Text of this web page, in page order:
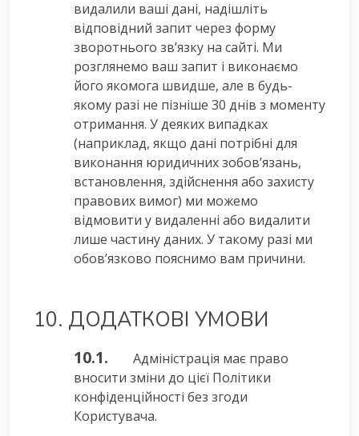
видалили ваші дані, надішліть
відповідний запит через форму
зворотнього зв’язку на сайті. Ми
розглянемо ваш запит і виконаємо
його якомога швидше, але в будь-
якому разі не пізніше 30 днів з моменту
отримання. У деяких випадках
(наприклад, якщо дані потрібні для
виконання юридичних зобов’язань,
встановлення, здійснення або захисту
правових вимог) ми можемо
відмовити у видаленні або видалити
лише частину даних. У такому разі ми
обов’язково пояснимо вам причини.
10. ДОДАТКОВІ УМОВИ
10.1.
Адміністрація має право
вносити зміни до цієї Політики
конфіденційності без згоди
Користувача.